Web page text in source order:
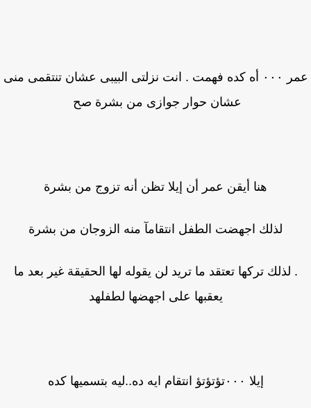
عمر ٠٠٠ أه كده فهمت . انت نزلتى البيبى عشان تنتقمى منى
عشان حوار جوازى من بشرة صح
هنا أيقن عمر أن إيلا تظن أنه تزوج من بشرة
لذلك اجهضت الطفل انتقامآ منه الزوجان من بشرة
. لذلك تركها تعتقد ما تريد لن يقوله لها الحقيقة غير بعد ما
يعقبها على اجهضها لطفلهد
إيلا ٠٠٠تؤتؤتؤ انتقام ايه ده..ليه بتسميها كده